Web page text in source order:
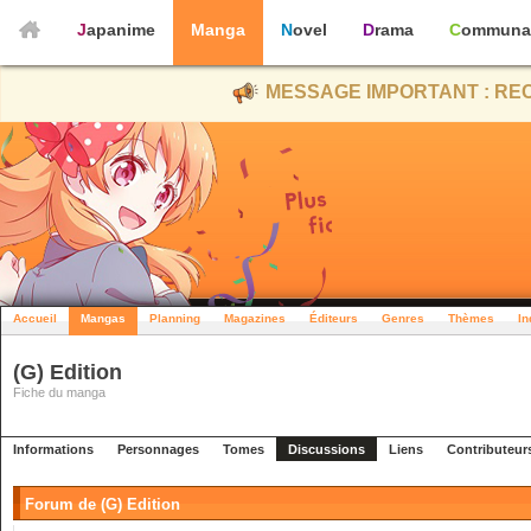
Japanime Manga Novel Drama
MESSAGE IMPORTANT :
Accueil Mangas Planning Magazines Éditeurs Genres Thèmes
(G) Edition
Fiche du manga
Informations Personnages Tomes Discussions Liens
Forum de (G) Edition